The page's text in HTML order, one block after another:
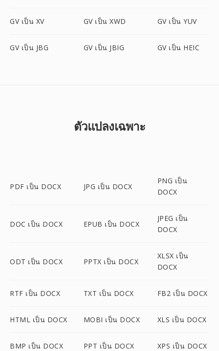
GV เป็น XV GV เป็น XWD GV เป็น YUV
GV เป็น JBG GV เป็น JBIG GV เป็น HEIC
ตัวแปลงเฉพาะ
PDF เป็น DOCX JPG เป็น DOCX
PNG เป็น
DOCX
DOC เป็น DOCX EPUB เป็น DOCX
JPEG เป็น
DOCX
ODT เป็น DOCX PPTX เป็น DOCX
XLSX เป็น
DOCX
RTF เป็น DOCX TXT เป็น DOCX FB2 เป็น DOCX
HTML เป็น DOCX MOBI เป็น DOCX XLS เป็น DOCX
BMP เป็น DOCX PPT เป็น DOCX XPS เป็น DOCX